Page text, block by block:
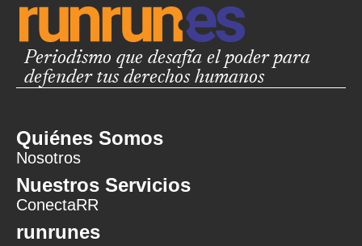
Periodismo que desafía el poder para
defender tus derechos humanos
Quiénes Somos
Nosotros
Nuestros Servicios
ConectaRR
runrunes